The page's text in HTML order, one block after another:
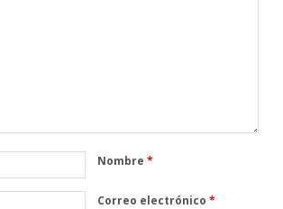
Nombre*
Correo electrónico*